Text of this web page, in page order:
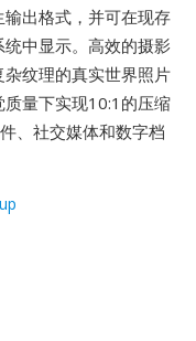
出格式，并可在现存
中显示。高效的摄影
纹理的真实世界照片
量下实现10:1的压缩
、社交媒体和数字档